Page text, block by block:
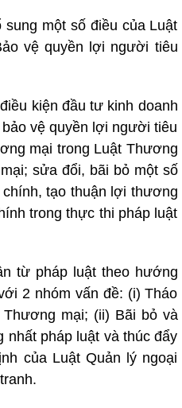
một số điều của Luật
vệ quyền lợi người tiêu
kiện đầu tư kinh doanh
vệ quyền lợi người tiêu
mại trong Luật Thương
sửa đổi, bãi bỏ một số
tạo thuận lợi thương
trong thực thi pháp luật
từ pháp luật theo hướng
2 nhóm vấn đề: (i) Tháo
mại; (ii) Bãi bỏ và
nhất pháp luật và thúc đẩy
của Luật Quản lý ngoại